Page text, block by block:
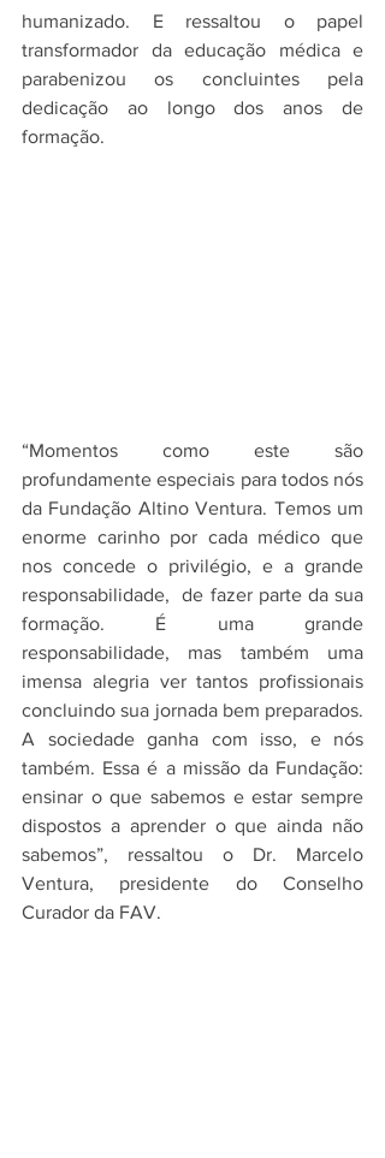
humanizado. E ressaltou o papel
transformador da educação médica e
parabenizou os concluintes pela
dedicação ao longo dos anos de
formação.
“Momentos como este são
profundamente especiais para todos nós
da Fundação Altino Ventura. Temos um
enorme carinho por cada médico que
nos concede o privilégio, e a grande
responsabilidade,  de fazer parte da sua
formação. É uma grande
responsabilidade, mas também uma
imensa alegria ver tantos profissionais
concluindo sua jornada bem preparados.
A sociedade ganha com isso, e nós
também. Essa é a missão da Fundação:
ensinar o que sabemos e estar sempre
dispostos a aprender o que ainda não
sabemos”, ressaltou o Dr. Marcelo
Ventura, presidente do Conselho
Curador da FAV.